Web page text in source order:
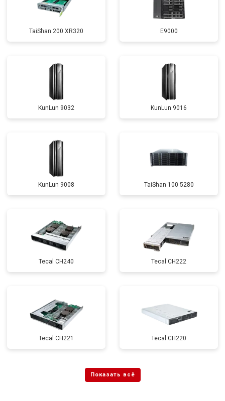
TaiShan 200 XR320 E9000
KunLun 9032 KunLun 9016
KunLun 9008 TaiShan 100 5280
Tecal CH240 Tecal CH222
Tecal CH221 Tecal CH220